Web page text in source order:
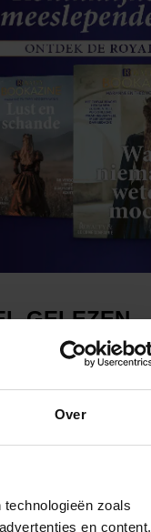
Over
zoals
en content,